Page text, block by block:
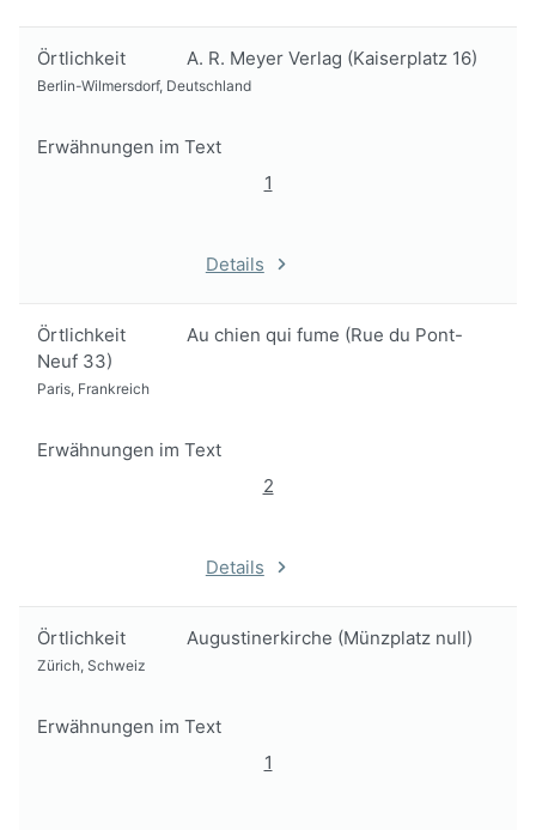
Örtlichkeit A. R. Meyer Verlag (Kaiserplatz 16)
Berlin-Wilmersdorf, Deutschland
Erwähnungen im Text
1
Details
Örtlichkeit
Au chien qui fume (Rue du Pont-
Neuf 33)
Paris, Frankreich
Erwähnungen im Text
2
Details
Örtlichkeit Augustinerkirche (Münzplatz null)
Zürich, Schweiz
Erwähnungen im Text
1